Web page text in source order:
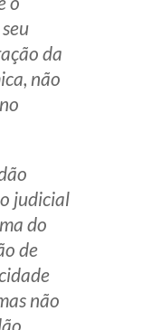
da
não
judicial
do
de
não